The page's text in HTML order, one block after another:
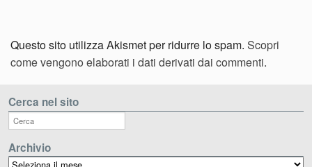
Questo sito utilizza Akismet per ridurre lo spam. Scopri
come vengono elaborati i dati derivati dai commenti.
Cerca nel sito
Archivio
Archivio